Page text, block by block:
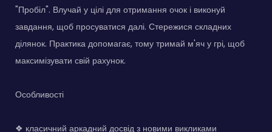
"Пробіл". Влучай у цілі для отримання очок і виконуй
завдання, щоб просуватися далі. Стережися складних
ділянок. Практика допомагає, тому тримай м'яч у грі, щоб
максимізувати свій рахунок.
Особливості
❖ класичний аркадний досвід з новими викликами